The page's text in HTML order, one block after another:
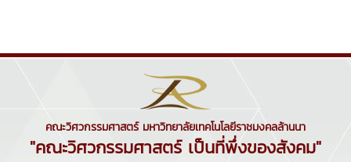
คณะวิศวกรรมศาสตร์ มหาวิทยาลัยเทคโนโลยีราชมงคลล้านนา
"คณะวิศวกรรมศาสตร์ เป็นที่พึ่งของสังคม"